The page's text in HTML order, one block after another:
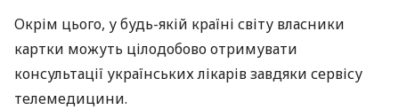
Окрім цього, у будь-якій країні світу власники
картки можуть цілодобово отримувати
консультації українських лікарів завдяки сервісу
телемедицини.